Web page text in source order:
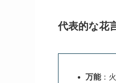
代表的な花
万能：